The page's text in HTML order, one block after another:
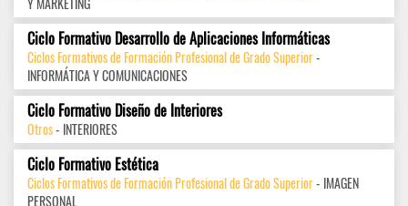
Ciclo Formativo Desarrollo de Aplicaciones Informáticas
Ciclos Formativos de Formación Profesional de Grado Superior-
INFORMÁTICA Y COMUNICACIONES
Ciclo Formativo Diseño de Interiores
Otros- INTERIORES
Ciclo Formativo Estética
Ciclos Formativos de Formación Profesional de Grado Superior- IMAGEN
PERSONAL